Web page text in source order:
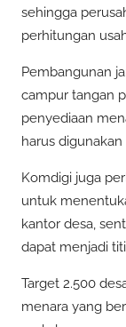
sehingga
perhitungan
Pembangunan
campur tangan
penyediaan
harus
Komdigi juga
untuk
kantor desa,
dapat menjadi
Target 2.500
menara yang